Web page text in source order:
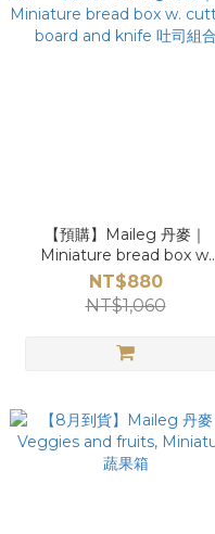
【預購】Maileg 丹麥｜
Miniature bread box w.
cutting board and knife 吐
司組合
NT$880
NT$1,060